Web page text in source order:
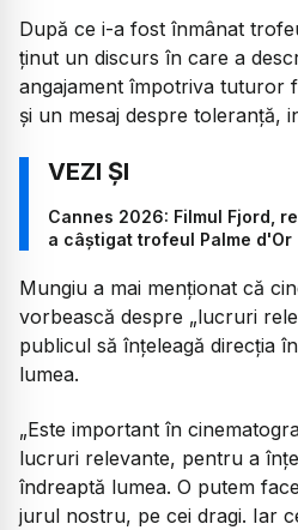
După ce i-a fost înmânat
ținut un discurs în care a
angajament împotriva tuturor
și un mesaj despre toleranță,
Cannes 2026: Filmul Fjord,
a câștigat trofeul Palme d'Or
Mungiu a mai menționat că
vorbească despre „lucruri
publicul să înțeleagă direcția
lumea.
„Este important în
lucruri relevante, pentru a
îndreaptă lumea. O putem
jurul nostru, pe cei dragi. Iar